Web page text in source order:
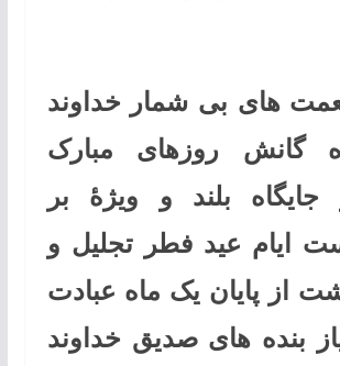
های بی شمار خداوند
گانش روزهای مبارک
جایگاه بلند و ویژۀ بر
ایام عید فطر تجلیل و
از پایان یک ماه عبادت
بنده های صدیق خداوند